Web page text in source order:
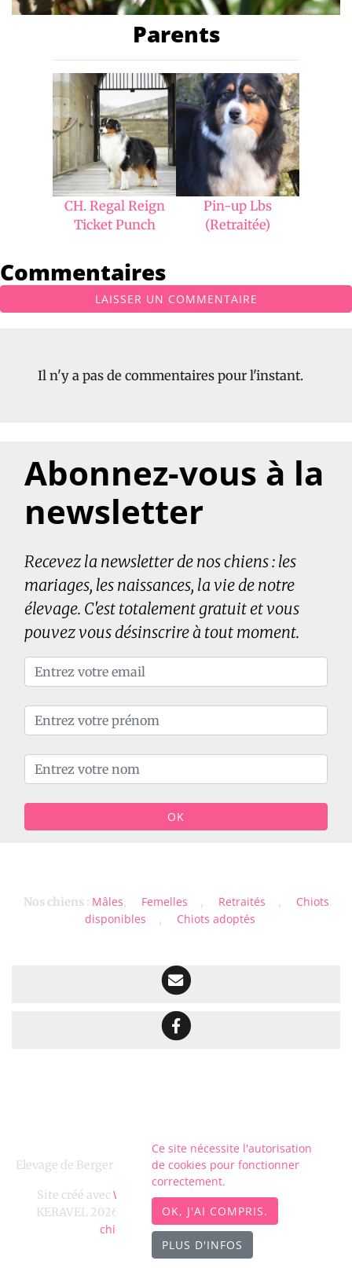
Parents
CH. Regal Reign
Ticket Punch
Pin-up Lbs
(Retraitée)
Commentaires
LAISSER UN COMMENTAIRE
Il n'y a pas de commentaires pour l'instant.
Abonnez-vous à la
newsletter
Recevez la newsletter de nos chiens : les
mariages, les naissances, la vie de notre
élevage. C'est totalement gratuit et vous
pouvez vous désinscrire à tout moment.
OK
Nos chiens: Mâles, Femelles , Retraités ,
Chiots
disponibles
, Chiots adoptés
Elevage de Berger australien depuis 2011 situé en Finistère
Site créé avec WeBreed- Copyright© DOMAINE DE
KERAVEL 2026 -
DOMAINE DE KERAVELsur
chiot.com-Mentions légales
Ce site nécessite l'autorisation
de cookies pour fonctionner
correctement.
OK, J'AI COMPRIS.
PLUS D'INFOS